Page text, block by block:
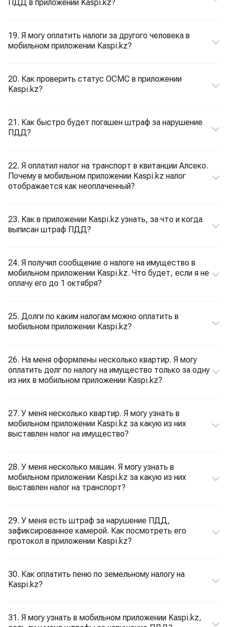
ПДД в приложении Kaspi.kz?
19. Я могу оплатить налоги за другого человека в
мобильном приложении Kaspi.kz?
20. Как проверить статус ОСМС в приложении
Kaspi.kz?
21. Как быстро будет погашен штраф за нарушение
ПДД?
22. Я оплатил налог на транспорт в квитанции Алсеко.
Почему в мобильном приложении Kaspi.kz налог
отображается как неоплаченный?
23. Как в приложении Kaspi.kz узнать, за что и когда
выписан штраф ПДД?
24. Я получил сообщение о налоге на имущество в
мобильном приложении Kaspi.kz. Что будет, если я не
оплачу его до 1 октября?
25. Долги по каким налогам можно оплатить в
мобильном приложении Kaspi.kz?
26. На меня оформлены несколько квартир. Я могу
оплатить долг по налогу на имущество только за одну
из них в мобильном приложении Kaspi.kz?
27. У меня несколько квартир. Я могу узнать в
мобильном приложении Kaspi.kz за какую из них
выставлен налог на имущество?
28. У меня несколько машин. Я могу узнать в
мобильном приложении Kaspi.kz за какую из них
выставлен налог на транспорт?
29. У меня есть штраф за нарушение ПДД,
зафиксированное камерой. Как посмотреть его
протокол в приложении Kaspi.kz?
30. Как оплатить пеню по земельному налогу на
Kaspi.kz?
31. Я могу узнать в мобильном приложении Kaspi.kz,